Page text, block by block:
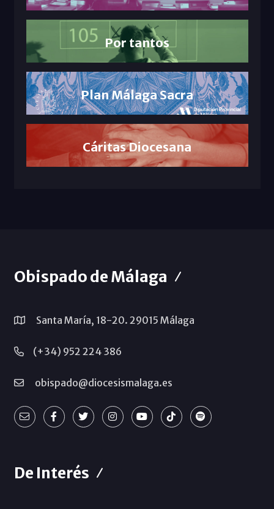
Por tantos
Plan Málaga Sacra
Cáritas Diocesana
Obispado de Málaga
Santa María, 18-20. 29015 Málaga
(+34) 952 224 386
obispado@diocesismalaga.es
De Interés